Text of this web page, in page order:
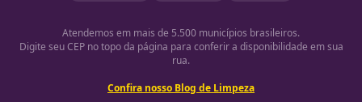
Atendemos em mais de 5.500 municípios brasileiros.
Digite seu CEP no topo da página para conferir a disponibilidade em sua
rua.
Confira nosso Blog de Limpeza